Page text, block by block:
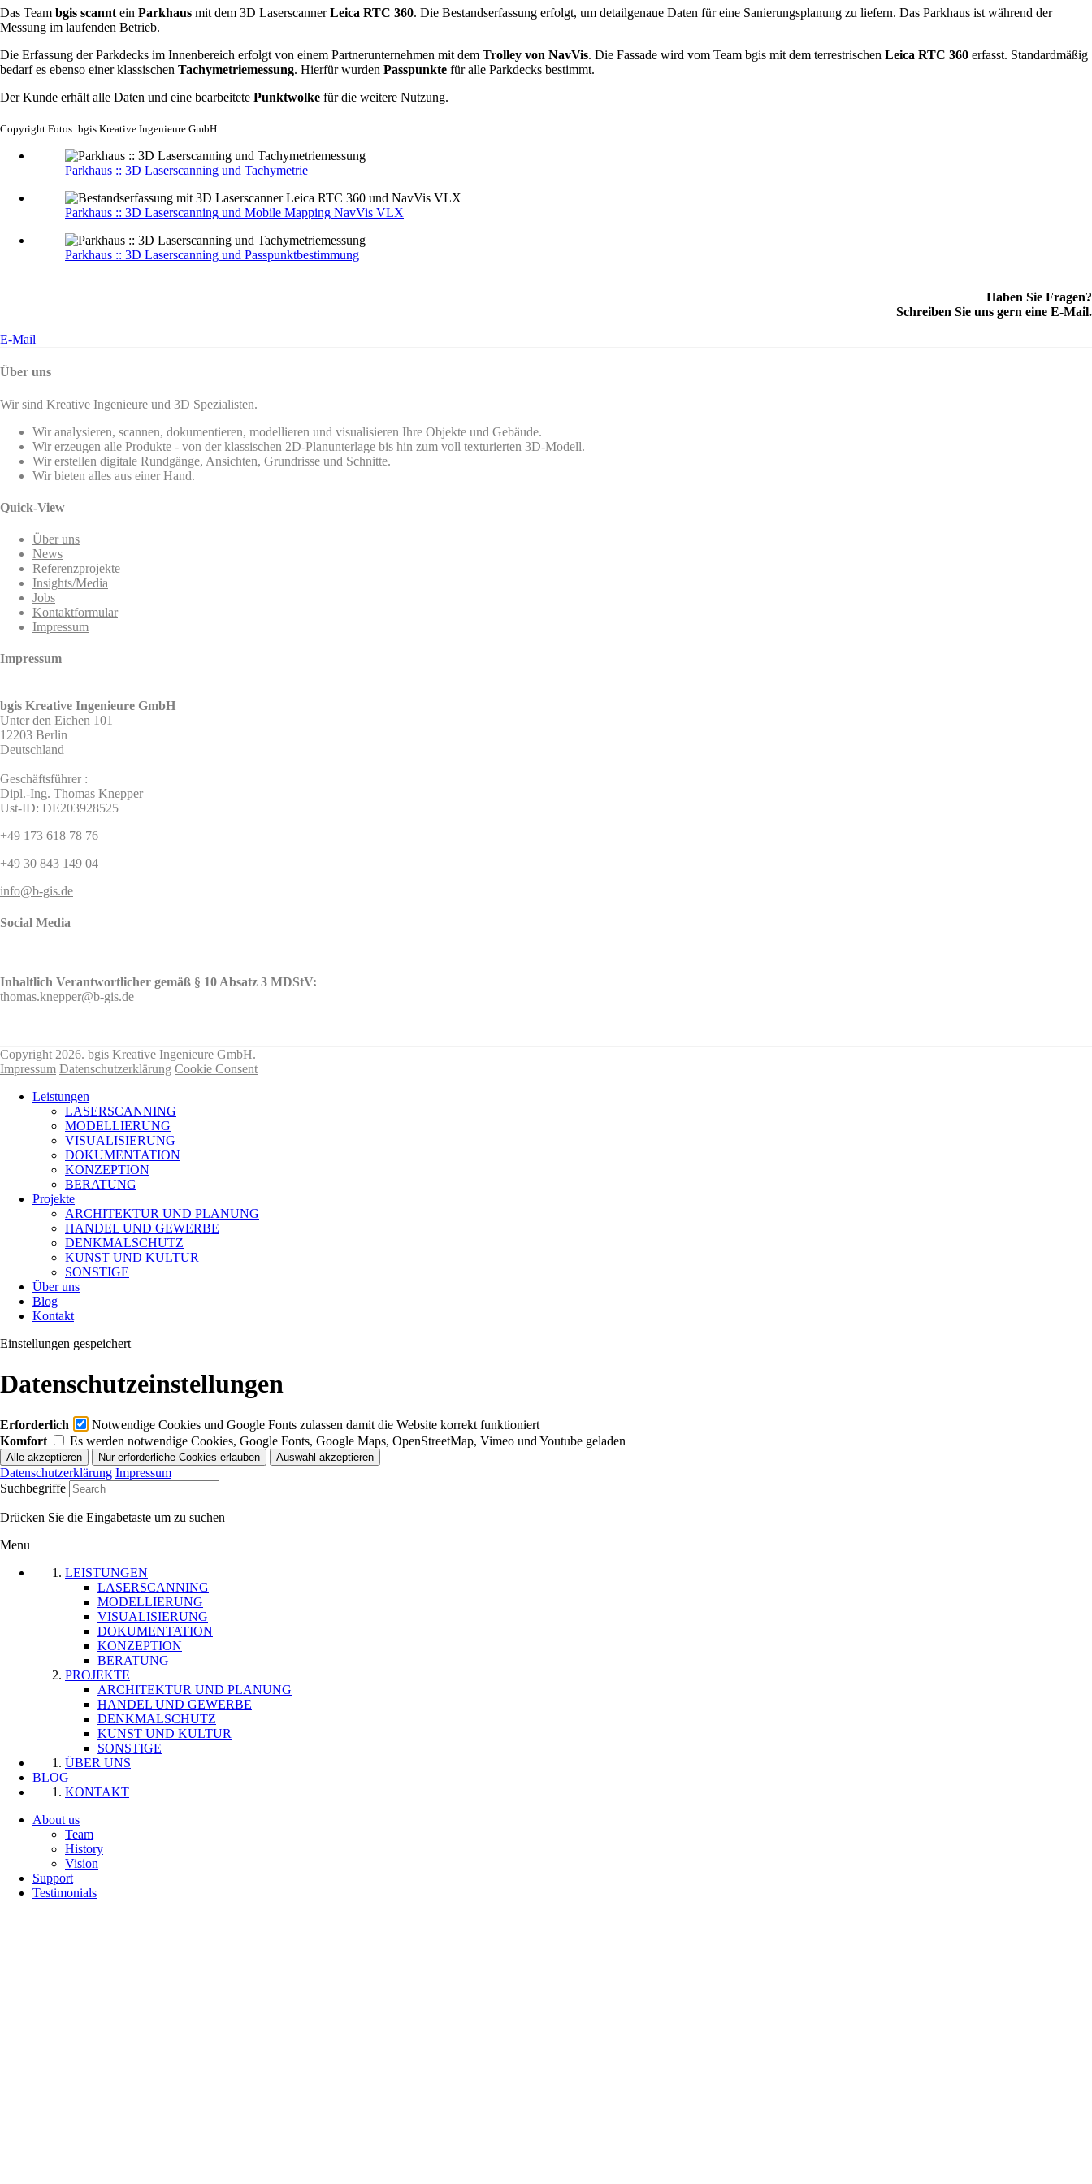
Das Team bgis scannt ein Parkhaus mit dem 3D LaserscannerLeica RTC 360. Die Bestandserfassung erfolgt, um detailgenaue Daten für eine Sanierungsplanung zu liefern. Das Parkhaus ist während der
Messung im laufenden Betrieb.
Die Erfassung der Parkdecks im Innenbereich erfolgt von einem Partnerunternehmen mit dem Trolley von NavVis. Die Fassade wird vom Team bgis mit dem terrestrischen Leica RTC 360 erfasst. Standardmäßig
bedarf es ebenso einer klassischen Tachymetriemessung. Hierfür wurden Passpunkte für alle Parkdecks bestimmt.
Der Kunde erhält alle Daten und eine bearbeitete Punktwolke für die weitere Nutzung.
Copyright Fotos: bgis Kreative Ingenieure GmbH
Parkhaus :: 3D Laserscanning und Tachymetrie
Parkhaus :: 3D Laserscanning und Mobile Mapping NavVis VLX
Parkhaus :: 3D Laserscanning und Passpunktbestimmung
Haben Sie Fragen?
Schreiben Sie uns gern eine E-Mail.
E-Mail
Über uns
Wir sind Kreative Ingenieure und 3D Spezialisten.
Wir analysieren, scannen, dokumentieren, modellieren und visualisieren Ihre Objekte und Gebäude.
Wir erzeugen alle Produkte - von der klassischen 2D-Planunterlage bis hin zum voll texturierten 3D-Modell.
Wir erstellen digitale Rundgänge, Ansichten, Grundrisse und Schnitte.
Wir bieten alles aus einer Hand.
Quick-View
Über uns
News
Referenzprojekte
Insights/Media
Jobs
Kontaktformular
Impressum
Impressum
bgis Kreative Ingenieure GmbH
Unter den Eichen 101
12203 Berlin
Deutschland
Geschäftsführer :
Dipl.-Ing. Thomas Knepper
Ust-ID: DE203928525
+49 173 618 78 76
+49 30 843 149 04
info@b-gis.de
Social Media
Inhaltlich Verantwortlicher gemäß § 10 Absatz 3 MDStV:
thomas.knepper@b-gis.de
Copyright 2026. bgis Kreative Ingenieure GmbH.
Impressum Datenschutzerklärung Cookie Consent
Leistungen
LASERSCANNING
MODELLIERUNG
VISUALISIERUNG
DOKUMENTATION
KONZEPTION
BERATUNG
Projekte
ARCHITEKTUR UND PLANUNG
HANDEL UND GEWERBE
DENKMALSCHUTZ
KUNST UND KULTUR
SONSTIGE
Über uns
Blog
Kontakt
Einstellungen gespeichert
Datenschutzeinstellungen
Erforderlich
Notwendige Cookies und Google Fonts zulassen damit die Website korrekt funktioniert
Komfort
Es werden notwendige Cookies, Google Fonts, Google Maps, OpenStreetMap, Vimeo und Youtube geladen
Datenschutzerklärung Impressum
Suchbegriffe
Drücken Sie die Eingabetaste um zu suchen
Menu
LEISTUNGEN
LASERSCANNING
MODELLIERUNG
VISUALISIERUNG
DOKUMENTATION
KONZEPTION
BERATUNG
PROJEKTE
ARCHITEKTUR UND PLANUNG
HANDEL UND GEWERBE
DENKMALSCHUTZ
KUNST UND KULTUR
SONSTIGE
ÜBER UNS
BLOG
KONTAKT
About us
Team
History
Vision
Support
Testimonials